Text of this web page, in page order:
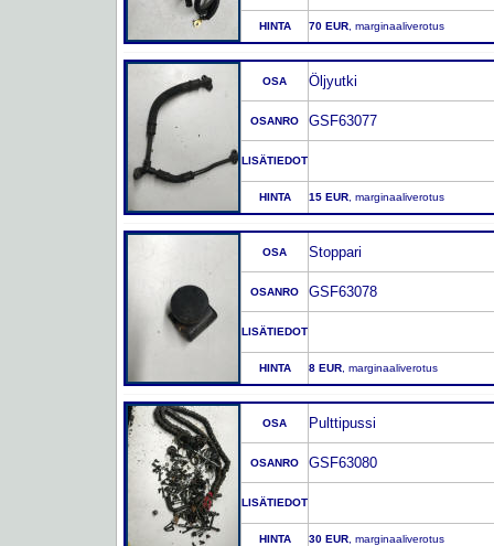
HINTA 70 EUR , marginaaliverotus
OSA Öljyutki
OSANRO GSF63077
LISÄTIEDOT
HINTA 15 EUR , marginaaliverotus
OSA Stoppari
OSANRO GSF63078
LISÄTIEDOT
HINTA 8 EUR , marginaaliverotus
OSA Pulttipussi
OSANRO GSF63080
LISÄTIEDOT
HINTA 30 EUR , marginaaliverotus